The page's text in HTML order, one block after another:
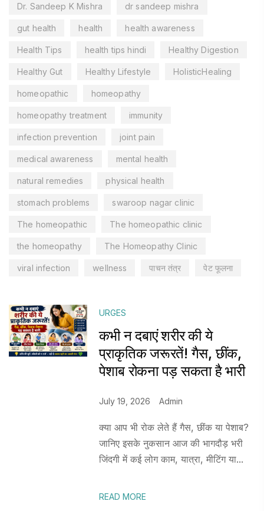
Dr. Sandeep K Mishra dr sandeep mishra
gut health health health awareness
Health Tips health tips hindi Healthy Digestion
Healthy Gut Healthy Lifestyle HolisticHealing
homeopathic homeopathy
homeopathy treatment immunity
infection prevention joint pain
medical awareness mental health
natural remedies physical health
stomach problems swaroop nagar clinic
The homeopathic The homeopathic clinic
the homeopathy The Homeopathy Clinic
viral infection wellness पाचन तंत्र पेट फूलना
URGES
कभी न दबाएं शरीर की ये
प्राकृतिक जरूरतें! गैस, छींक,
पेशाब रोकना पड़ सकता है भारी
July 19, 2026 Admin
क्या आप भी रोक लेते हैं गैस, छींक या पेशाब?
जानिए इसके नुकसान आज की भागदौड़ भरी
जिंदगी में कई लोग काम, यात्रा, मीटिंग या...
READ MORE